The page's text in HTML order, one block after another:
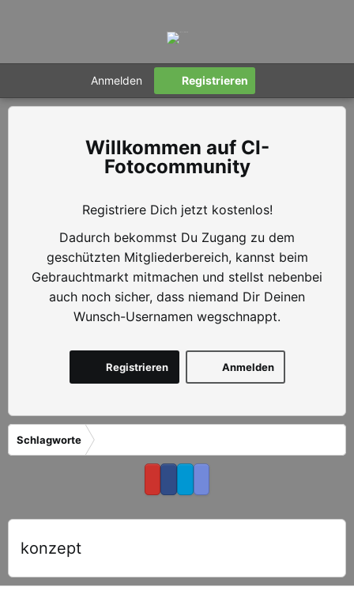
Anmelden Registrieren
CI-
Fotocommunity
Registriere Dich jetzt kostenlos!
Dadurch bekommst Du Zugang zu dem
geschützten Mitgliederbereich, kannst beim
Gebrauchtmarkt mitmachen und stellst nebenbei
auch noch sicher, dass niemand Dir Deinen
Wunsch-Usernamen wegschnappt.
Anmelden
Registrieren
Schlagworte
konzept